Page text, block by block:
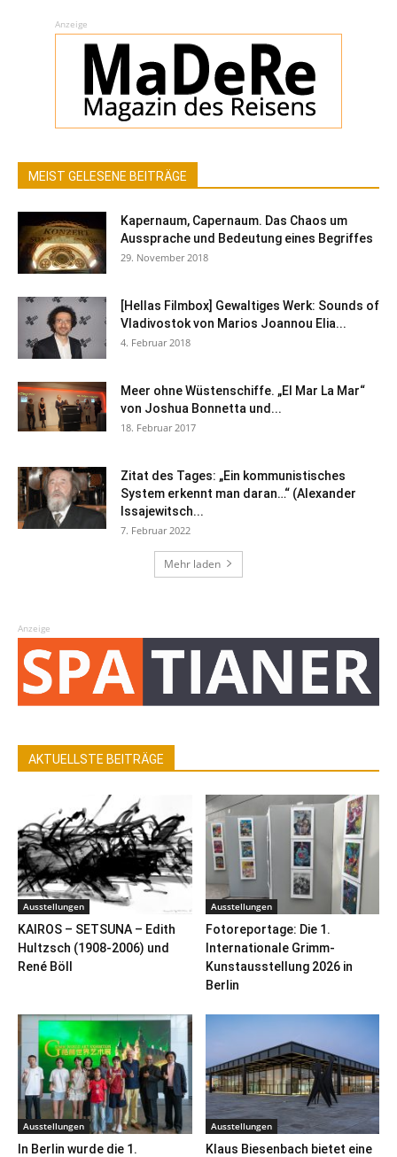
Anzeige
MEIST GELESENE BEITRÄGE
Kapernaum, Capernaum. Das Chaos um
Aussprache und Bedeutung eines Begriffes
29. November 2018
[Hellas Filmbox] Gewaltiges Werk: Sounds of
Vladivostok von Marios Joannou Elia...
4. Februar 2018
Meer ohne Wüstenschiffe. „El Mar La Mar“
von Joshua Bonnetta und...
18. Februar 2017
Zitat des Tages: „Ein kommunistisches
System erkennt man daran…“ (Alexander
Issajewitsch...
7. Februar 2022
Mehr laden
Anzeige
AKTUELLSTE BEITRÄGE
Ausstellungen
KAIROS – SETSUNA – Edith
Hultzsch (1908-2006) und
René Böll
Ausstellungen
Fotoreportage: Die 1.
Internationale Grimm-
Kunstausstellung 2026 in
Berlin
Ausstellungen
In Berlin wurde die 1.
Ausstellungen
Klaus Biesenbach bietet eine